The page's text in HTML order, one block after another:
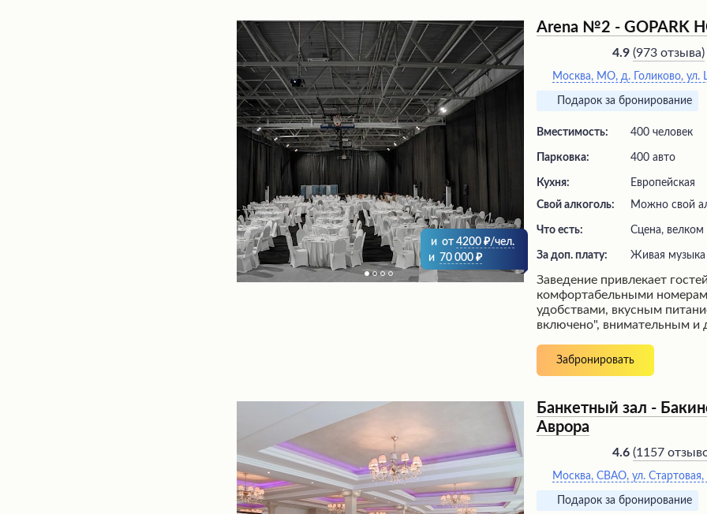
обслуживание,
живая музыка создают
впечатления, оставляя
Дополнительным
наличие гостиницы на
также возможность
парку.
и от 4200
/чел.
и 70 000
Arena №2 - GOPARK
4.9 (973 отзыва)
Москва, МО, д. Голиково, ул.
Подарок за бронирование
Вместимость: 400 человек
Парковка: 400 авто
Кухня:
Европейская
Свой алкоголь:
Можно свой
Что есть: сцена, велком
За доп. плату: живая музыка
Заведение привлекает
комфортабельными
удобствами, вкусным
включено", внимательным
бассейн, тропа для
бассейн для плавания. Для
игровые аппараты.
благоустраивается,
атмосферу для отдыха.
для проведения
так и для семейного
Забронировать
Банкетный зал -
Аврора
4.6 (1157
Москва, СВАО, ул. Стартовая,
Подарок за бронирование